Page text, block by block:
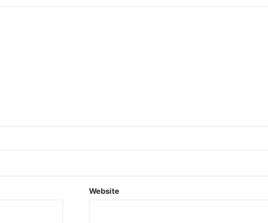
Website